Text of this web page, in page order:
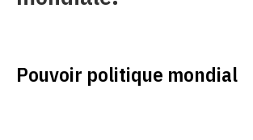
Pouvoir politique mondial